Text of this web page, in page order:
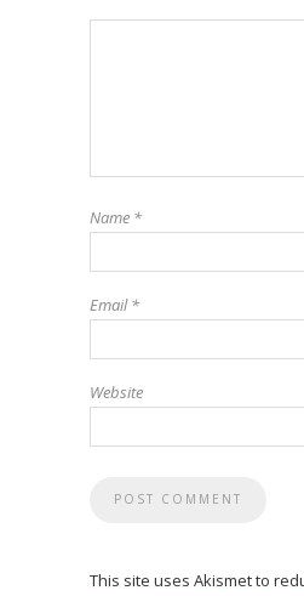
Name *
Email*
Website
This site uses Akismet to